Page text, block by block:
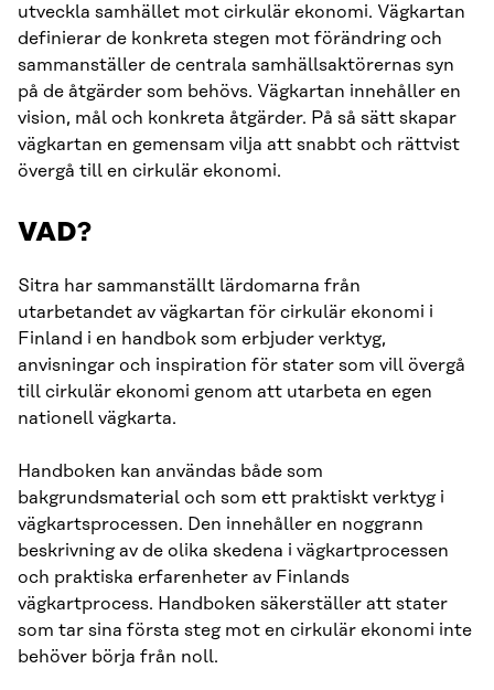
utveckla samhället mot cirkulär ekonomi. Vägkartan
definierar de konkreta stegen mot förändring och
sammanställer de centrala samhällsaktörernas syn
på de åtgärder som behövs. Vägkartan innehåller en
vision, mål och konkreta åtgärder. På så sätt skapar
vägkartan en gemensam vilja att snabbt och rättvist
övergå till en cirkulär ekonomi.
VAD?
Sitra har sammanställt lärdomarna från
utarbetandet av vägkartan för cirkulär ekonomi i
Finland i en handbok som erbjuder verktyg,
anvisningar och inspiration för stater som vill övergå
till cirkulär ekonomi genom att utarbeta en egen
nationell vägkarta.
Handboken kan användas både som
bakgrundsmaterial och som ett praktiskt verktyg i
vägkartsprocessen. Den innehåller en noggrann
beskrivning av de olika skedena i vägkartprocessen
och praktiska erfarenheter av Finlands
vägkartprocess. Handboken säkerställer att stater
som tar sina första steg mot en cirkulär ekonomi inte
behöver börja från noll.